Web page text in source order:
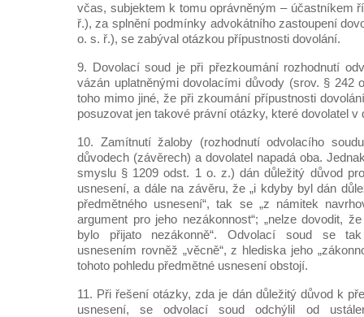
včas, subjektem k tomu oprávněným – účastníkem
ř.), za splnění podmínky advokátního zastoupení
o. s. ř.), se zabýval otázkou přípustnosti dovolání.
9. Dovolací soud je při přezkoumání rozhodnutí
vázán uplatněnými dovolacími důvody (srov. § 242
toho mimo jiné, že při zkoumání přípustnosti
posuzovat jen takové právní otázky, které dovolatel v
10. Zamítnutí žaloby (rozhodnutí odvolacího
důvodech (závěrech) a dovolatel napadá oba.
smyslu § 1209 odst. 1 o. z.) dán důležitý důvod
usnesení, a dále na závěru, že „i kdyby byl dán
předmětného usnesení“, tak se „z námitek
argument pro jeho nezákonnost“; „nelze dovodit,
bylo přijato nezákonně“. Odvolací soud se
usnesením rovněž „věcně“, z hlediska jeho
tohoto pohledu předmětné usnesení obstojí.
11. Při řešení otázky, zda je dán důležitý důvod k
usnesení, se odvolací soud odchýlil od